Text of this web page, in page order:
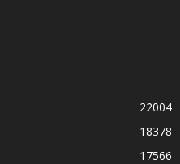
22004
18378
17566